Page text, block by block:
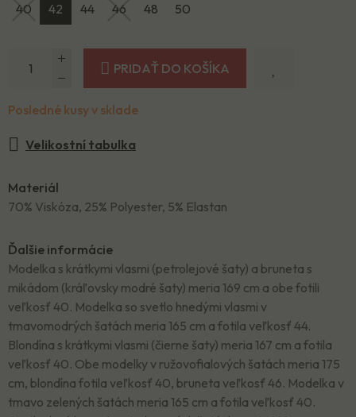
40
42 44 46 48 50
PRIDAŤ DO KOŠÍKA
Posledné kusy v sklade
Velikostní tabulka
Materiál
70% Viskóza, 25% Polyester, 5% Elastan
Ďalšie informácie
Modelka s krátkymi vlasmi (petrolejové šaty) a bruneta s
mikádom (kráľovsky modré šaty) meria 169 cm a obe fotili
veľkosť 40. Modelka so svetlo hnedými vlasmi v
tmavomodrých šatách meria 165 cm a fotila veľkosť 44.
Blondína s krátkymi vlasmi (čierne šaty) meria 167 cm a fotila
veľkosť 40. Obe modelky v ružovofialových šatách meria 175
cm, blondína fotila veľkosť 40, bruneta veľkosť 46. Modelka v
tmavo zelených šatách meria 165 cm a fotila veľkosť 40.